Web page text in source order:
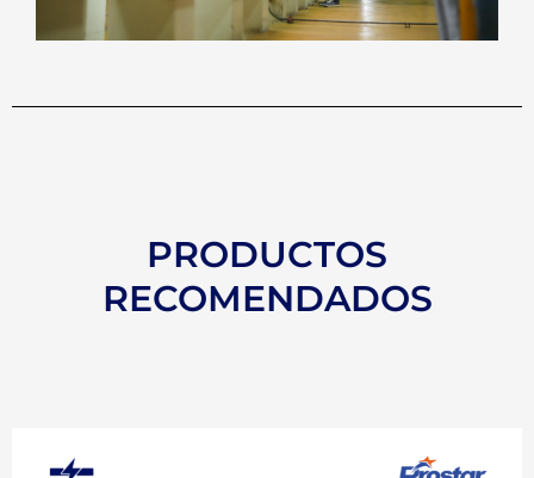
PRODUCTOS
RECOMENDADOS